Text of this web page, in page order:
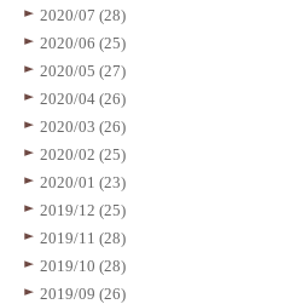
2020/07 (28)
2020/06 (25)
2020/05 (27)
2020/04 (26)
2020/03 (26)
2020/02 (25)
2020/01 (23)
2019/12 (25)
2019/11 (28)
2019/10 (28)
2019/09 (26)